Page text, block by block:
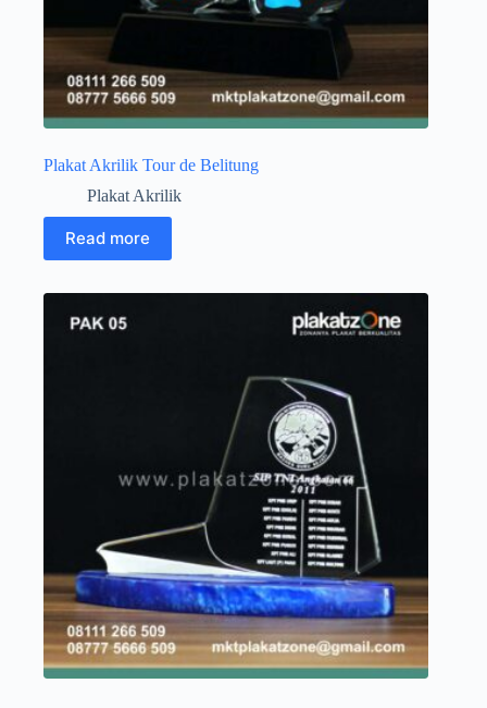
Plakat Akrilik Tour de Belitung
Plakat Akrilik
Read more